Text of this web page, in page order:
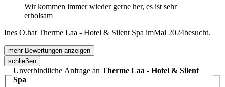
Wir kommen immer wieder gerne her, es ist sehr
erholsam
Ines O.hat Therme Laa - Hotel & Silent Spa imMai 2024besucht.
mehr Bewertungen anzeigen
schließen
Unverbindliche Anfrage an Therme Laa - Hotel & Silent
Spa